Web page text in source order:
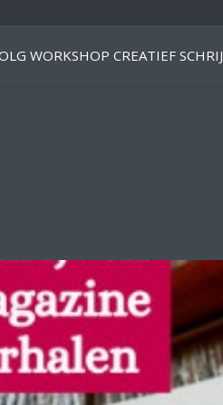
WORKSHOP CREATIEF